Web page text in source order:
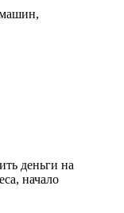
деньги на
начало